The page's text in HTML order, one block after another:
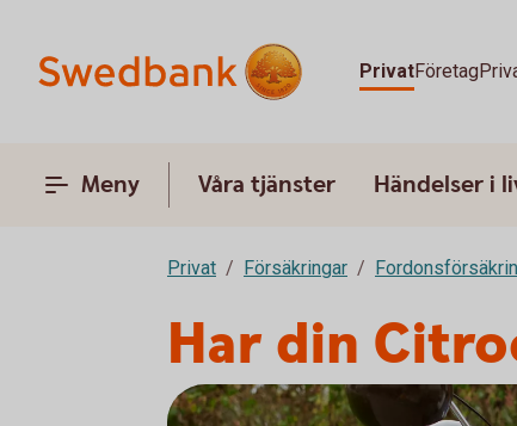
PrivatFöretag
Meny Våra tjänster Händelser i
Privat Försäkringar
Har din